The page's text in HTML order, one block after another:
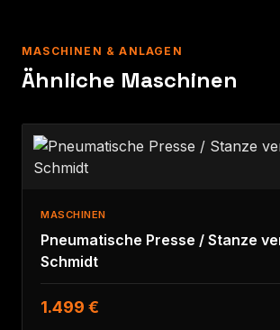
MASCHINEN & ANLAGEN
Ähnliche Maschinen
MASCHINEN
Pneumatische Presse / Stanze
Schmidt
1.499 €